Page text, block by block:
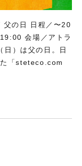
の日 日程／〜20
会場／アトラ
）は父の日。日
た「steteco.com